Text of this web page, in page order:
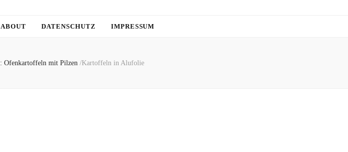
ABOUT DATENSCHUTZ IMPRESSUM
Ofenkartoffeln mit Pilzen /Kartoffeln in Alufolie